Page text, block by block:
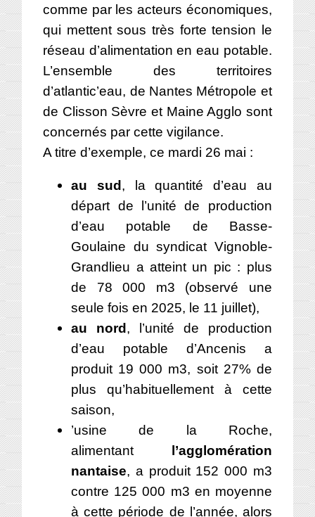
comme par les acteurs économiques,
qui mettent sous très forte tension le
réseau d’alimentation en eau potable.
L’ensemble des territoires
d’atlantic’eau, de Nantes Métropole et
de Clisson Sèvre et Maine Agglo sont
concernés par cette vigilance.
A titre d’exemple, ce mardi 26 mai :
au sud, la quantité d’eau au
départ de l’unité de production
d’eau potable de Basse-
Goulaine du syndicat Vignoble-
Grandlieu a atteint un pic : plus
de 78 000 m3 (observé une
seule fois en 2025, le 11 juillet),
au nord, l’unité de production
d’eau potable d’Ancenis a
produit 19 000 m3, soit 27% de
plus qu’habituellement à cette
saison,
’usine de la Roche,
alimentant l’agglomération
nantaise, a produit 152 000 m3
contre 125 000 m3 en moyenne
à cette période de l’année, alors